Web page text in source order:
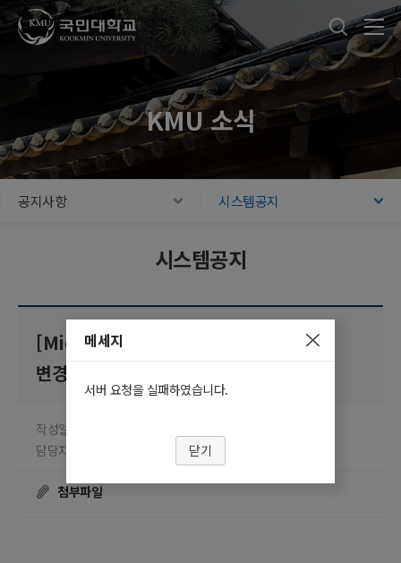
주메뉴 바로가기
본문내용 바로가기
푸터 바로가기
국민대학교
KMU 소식
공지사항 시스템공지
시스템공지
[Microsoft 365] 마이크로소프트사 정책
변경에 따른 OneDrive 정리 안내
작성일 2024.01.18
담당자 이은정
☎ 02-910-5632 조회수
첨부파일
메세지
서버 요청을 실패하였습니다.
닫기